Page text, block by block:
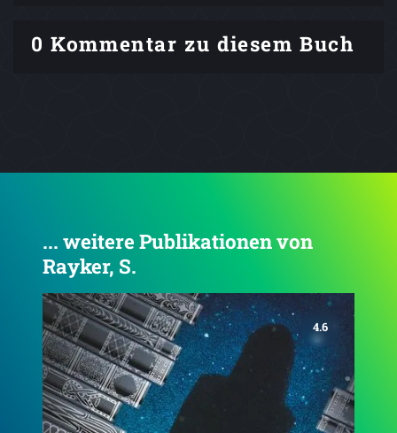
0 Kommentar zu diesem Buch
... weitere Publikationen von
Rayker, S.
4.4